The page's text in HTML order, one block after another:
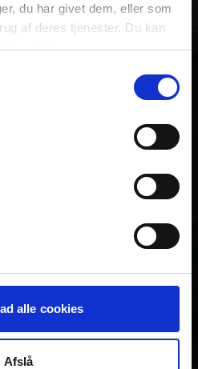
du har givet dem, eller som
af deres tjenester. Du kan
.
alle cookies
Afslå